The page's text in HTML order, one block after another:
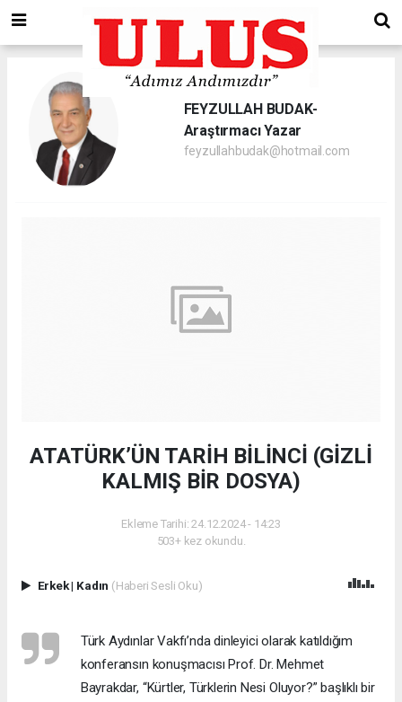
FEYZULLAH BUDAK-
Araştırmacı Yazar
feyzullahbudak@hotmail.com
ATATÜRK’ÜN TARİH BİLİNCİ (GİZLİ
KALMIŞ BİR DOSYA)
Ekleme Tarihi: 24.12.2024 - 14:23
503+ kez okundu.
Erkek| Kadın (Haberi Sesli Oku)
Türk Aydınlar Vakfı’nda dinleyici olarak katıldığım
konferansın konuşmacısı Prof. Dr. Mehmet
Bayrakdar, “Kürtler, Türklerin Nesi Oluyor?” başlıklı bir